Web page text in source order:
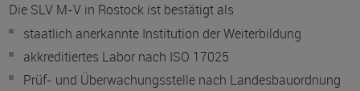
Die SLV M-V in Rostock ist bestätigt als
staatlich anerkannte Institution der Weiterbildung
akkreditiertes Labor nach ISO 17025
Prüf- und Überwachungsstelle nach Landesbauordnung